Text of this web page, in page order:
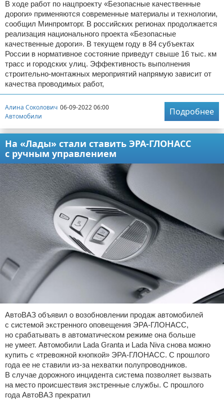
В ходе работ по нацпроекту «Безопасные качественные
дороги» применяются современные материалы и технологии,
сообщил Минпромторг. В российских регионах продолжается
реализация национального проекта «Безопасные
качественные дороги». В текущем году в 84 субъектах
России в нормативное состояние приведут свыше 16 тыс. км
трасс и городских улиц. Эффективность выполнения
строительно-монтажных мероприятий напрямую зависит от
качества проводимых работ,
Алина Соколович 06-09-2022 06:00
Автомобили
Подробнее
На «Лады» стали ставить ЭРА-ГЛОНАСС
с ручным управлением
АвтоВАЗ объявил о возобновлении продаж автомобилей
с системой экстренного оповещения ЭРА-ГЛОНАСС,
но срабатывать в автоматическом режиме она больше
не умеет. Автомобили Lada Granta и Lada Niva снова можно
купить с «тревожной кнопкой» ЭРА-ГЛОНАСС. С прошлого
года ее не ставили из-за нехватки полупроводников.
В случае дорожного инцидента система позволяет вызвать
на место происшествия экстренные службы. С прошлого
года АвтоВАЗ прекратил